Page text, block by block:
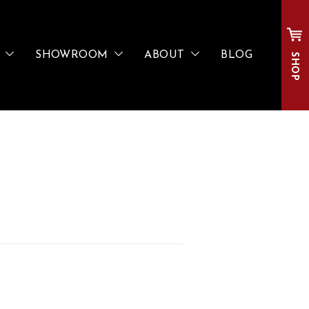
SHOP
SHOWROOM ABOUT BLOG